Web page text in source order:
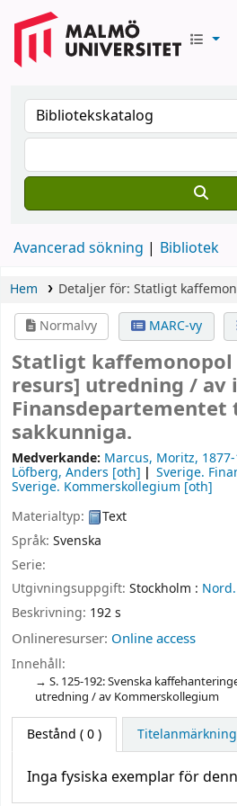
Avancerad sökning Bibliotek
Hem Detaljer för: Statligt
Normalvy
MARC-vy
Statligt kaffemonopol
resurs] utredning / av
sakkunniga.
Medverkande: Marcus, Moritz,
Löfberg, Anders [oth] Sverige.
Sverige. Kommerskollegium [oth]
Materialtyp:
Text
Språk: Svenska
Serie:
Utgivningsuppgift: Stockholm :
Beskrivning: 192 s
Onlineresurser: Online access
Innehåll:
S. 125-192: Svenska
utredning / av Kommerskollegium
Bestånd ( 0 )
Inga fysiska exemplar för